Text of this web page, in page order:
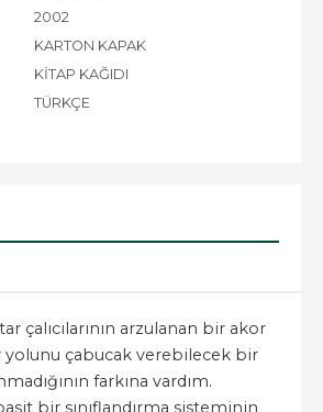
2002
KARTON KAPAK
KITAP KAĞIDI
TÜRKÇE
çalıcılarının arzulanan bir akor
yolunu çabucak verebilecek bir
farkına vardım.
bir sınıflandırma sisteminin